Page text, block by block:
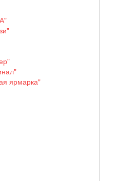
ярмарка"